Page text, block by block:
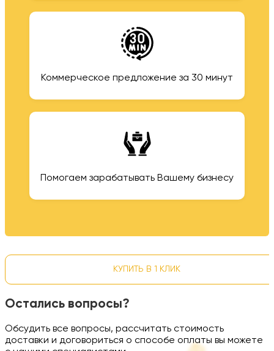
Коммерческое предложение за 30 минут
Помогаем зарабатывать Вашему бизнесу
КУПИТЬ В 1 КЛИК
Остались вопросы?
Обсудить все вопросы, рассчитать стоимость
доставки и договориться о способе оплаты вы можете